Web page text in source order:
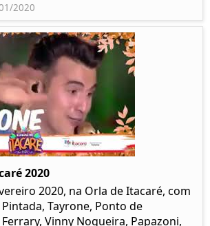
2020
2020
2020, na Orla de Itacaré, com
Tayrone, Ponto de
Vinny Nogueira, Papazoni,